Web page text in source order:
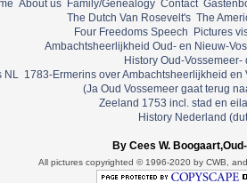
About us Family/Genealogy Contact
The Dutch Van Rosevelt's The
Four Freedoms Speech Pictures
Ambachtsheerlijkheid Oud- en Nieuw-
History Oud-Vossemeer-
1783-Ermerins over Ambachtsheerlijkheid en
(Ja Oud Vossemeer gaat terug
Zeeland 1753 incl. stad en
History Nederland
By Cees W.
All pictures copyrighted © 1996-2020 by CWB,